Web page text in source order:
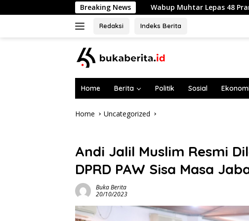
to
Breaking News
Wabup Muhtar Lepas 48 Pramuka Garuda
Redaksi Indeks Berita
Home Berita Politik Sosial
Home Uncategorized
Andi Jalil Muslim Resmi
DPRD PAW Sisa Masa
Buka Berita
20/10/2023